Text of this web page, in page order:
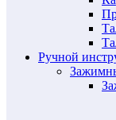
Ручной